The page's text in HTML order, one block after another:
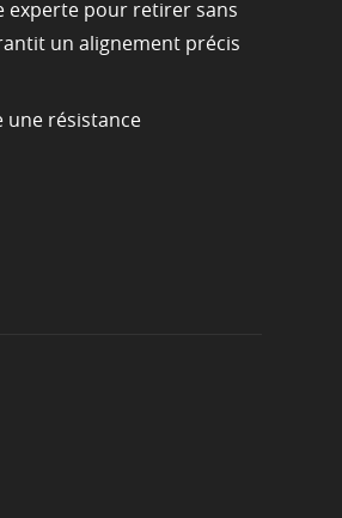
experte pour retirer sans
un alignement précis
une résistance